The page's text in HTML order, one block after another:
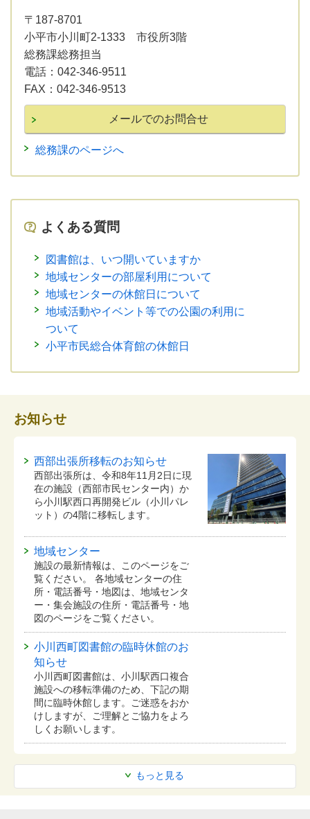
〒187-8701
小平市小川町2-1333 市役所3階
総務課総務担当
電話： 042-346-9511
FAX： 042-346-9513
総務課のページへ
よくある質問
図書館は、いつ開いていますか
地域センターの部屋利用について
地域センターの休館日について
地域活動やイベント等での公園の利用に
ついて
小平市民総合体育館の休館日
お知らせ
もっと見る
西部出張所移転のお知らせ
西部出張所は、令和8年11月2日に現
在の施設（西部市民センター内）か
ら小川駅西口再開発ビル（小川パレ
ット）の4階に移転します。
地域センター
施設の最新情報は、このページをご
覧ください。 各地域センターの住
所・電話番号・地図は、地域センタ
ー・集会施設の住所・電話番号・地
図のページをご覧ください。
小川西町図書館の臨時休館のお
知らせ
小川西町図書館は、小川駅西口複合
施設への移転準備のため、下記の期
間に臨時休館します。ご迷惑をおか
けしますが、ご理解とご協力をよろ
しくお願いします。